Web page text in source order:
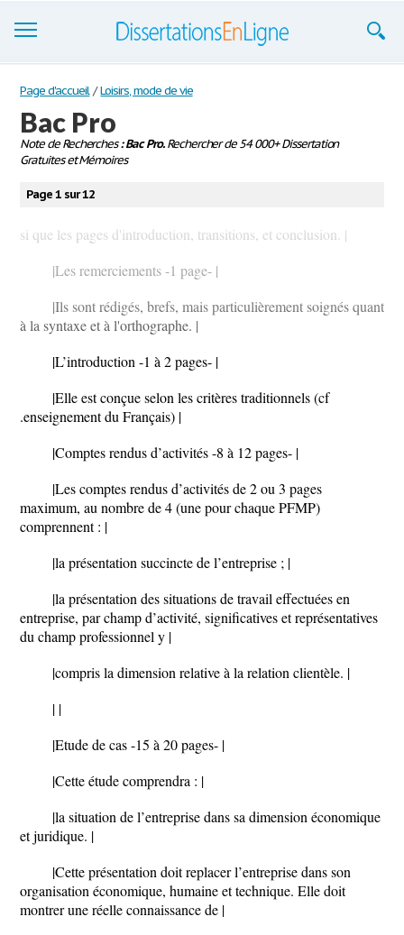
Dissertations
S'inscrire
Se connecter
Contactez-nous
Page d'accueil / Loisirs, mode de vie
Bac Pro
Note de Recherches: Bac Pro.Rechercher de 54 000+ Dissertation
Gratuites et Mémoires
Page 1 sur 12
si que les pages d'introduction, transitions, et conclusion. |
|Les remerciements -1 page- |
|Ils sont rédigés, brefs, mais particulièrement soignés quant
à la syntaxe et à l'orthographe. |
|L’introduction -1 à 2 pages- |
|Elle est conçue selon les critères traditionnels (cf
.enseignement du Français) |
|Comptes rendus d’activités -8 à 12 pages- |
|Les comptes rendus d’activités de 2 ou 3 pages
maximum, au nombre de 4 (une pour chaque PFMP)
comprennent : |
|la présentation succincte de l’entreprise ; |
|la présentation des situations de travail effectuées en
entreprise, par champ d’activité, significatives et représentatives
du champ professionnel y |
|compris la dimension relative à la relation clientèle. |
| |
|Etude de cas -15 à 20 pages- |
|Cette étude comprendra : |
|la situation de l’entreprise dans sa dimension économique
et juridique. |
|Cette présentation doit replacer l’entreprise dans son
organisation économique, humaine et technique. Elle doit
montrer une réelle connaissance de |